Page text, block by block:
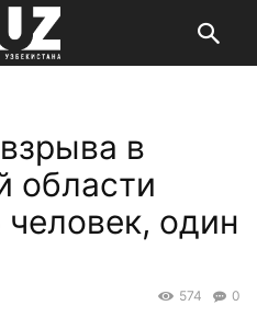
в
области
один
0
574